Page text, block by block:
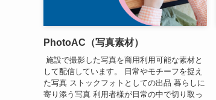
PhotoAC（写真素材）
施設で撮影した写真を商用利用可能な素材と
して配信しています。 日常やモチーフを捉え
た写真 ストックフォトとしての出品 暮らしに
寄り添う写真 利用者様が日常の中で切り取っ